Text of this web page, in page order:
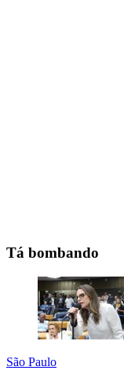
Tá bombando
São Paulo